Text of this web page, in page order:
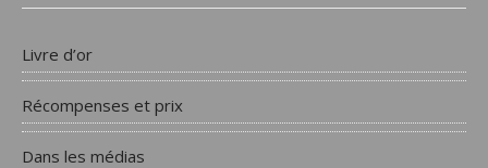
Livre d’or
Récompenses et prix
Dans les médias